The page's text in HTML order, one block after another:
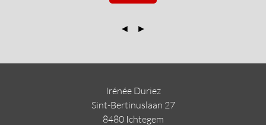
◄ ►
Irénée Duriez
Sint-Bertinuslaan 27
8480 Ichtegem